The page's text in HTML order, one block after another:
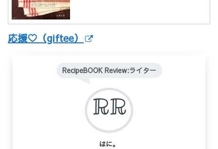
応援♡（giftee）
RecipeBOOK Review:ライター
はに。